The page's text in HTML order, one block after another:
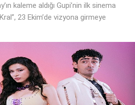
kaleme aldığı Gupi’nin ilk sinema
23 Ekim’de vizyona girmeye